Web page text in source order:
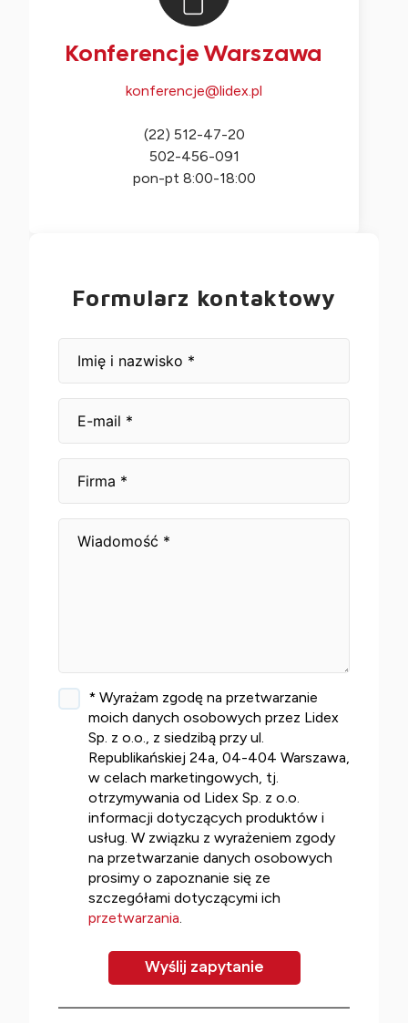
Konferencje Warszawa
konferencje@lidex.pl
(22) 512-47-20
502-456-091
pon-pt 8:00-18:00
Formularz kontaktowy
* Wyrażam zgodę na przetwarzanie
moich danych osobowych przez Lidex
Sp. z o.o., z siedzibą przy ul.
Republikańskiej 24a, 04-404 Warszawa,
w celach marketingowych, tj.
otrzymywania od Lidex Sp. z o.o.
informacji dotyczących produktów i
usług. W związku z wyrażeniem zgody
na przetwarzanie danych osobowych
prosimy o zapoznanie się ze
szczegółami dotyczącymi ich
przetwarzania.